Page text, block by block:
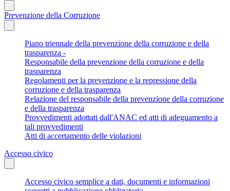
Prevenzione della Corruzione
Piano triennale della prevenzione della corruzione e della
trasparenza -
Responsabile della prevenzione della corruzione e della
trasparenza
Regolamenti per la prevenzione e la repressione della
corruzione e della trasparenza
Relazione del responsabile della prevenzione della corruzione
e della trasparenza
Provvedimenti adottati dall'ANAC ed atti di adeguamento a
tali provvedimenti
Atti di accertamento delle violazioni
Accesso civico
Accesso civico semplice a dati, documenti e informazioni